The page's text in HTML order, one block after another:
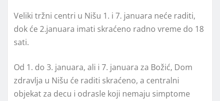
Veliki tržni centri u Nišu 1. i 7. januara neće raditi,
dok će 2.januara imati skraćeno radno vreme do 18
sati.
Od 1. do 3. januara, ali i 7. januara za Božić, Dom
zdravlja u Nišu će raditi skraćeno, a centralni
objekat za decu i odrasle koji nemaju simptome